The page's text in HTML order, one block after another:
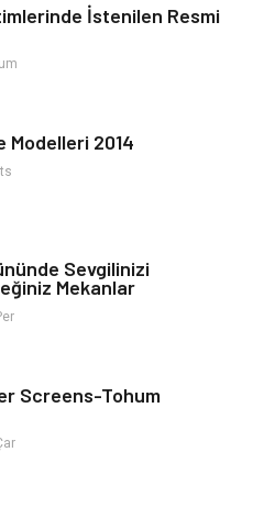
Organizasyon
Genel Kültür
İstenilen Resmi
Modelleri 2014
Sevgilinizi
Mekanlar
Screens-Tohum